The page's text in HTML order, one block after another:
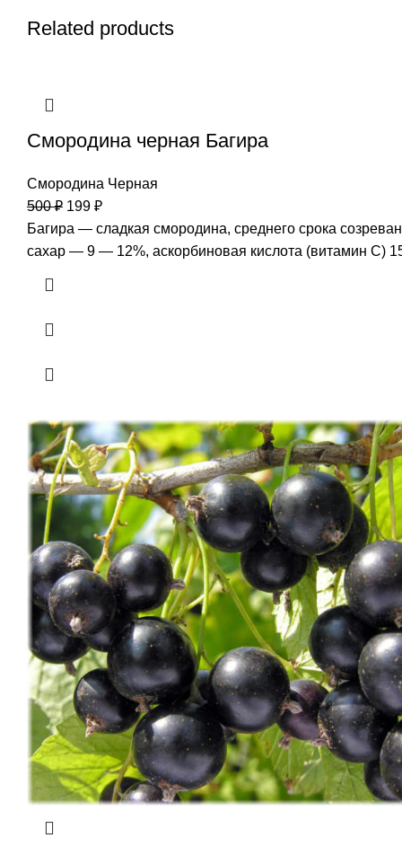
Related products
Смородина черная Багира
Смородина Черная
500₽ 199 ₽
Багира — сладкая смородина, среднего срока
сахар — 9 — 12%, аскорбиновая кислота (витамин С)